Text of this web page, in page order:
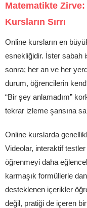
Matematikte Zirve:
Kursların Sırrı
Online kursların en
esnekliğidir. İster sabah
sonra; her an ve her
durum, öğrencilerin
“Bir şey anlamadım”
tekrar izleme şansına
Online kurslarda
Videolar, interaktif testler
öğrenmeyi daha
karmaşık formüllerle
desteklenen içerikler
değil, pratiği de içeren